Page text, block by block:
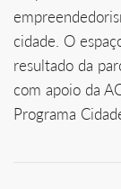
cidade. O
resultado da
com apoio da
Programa